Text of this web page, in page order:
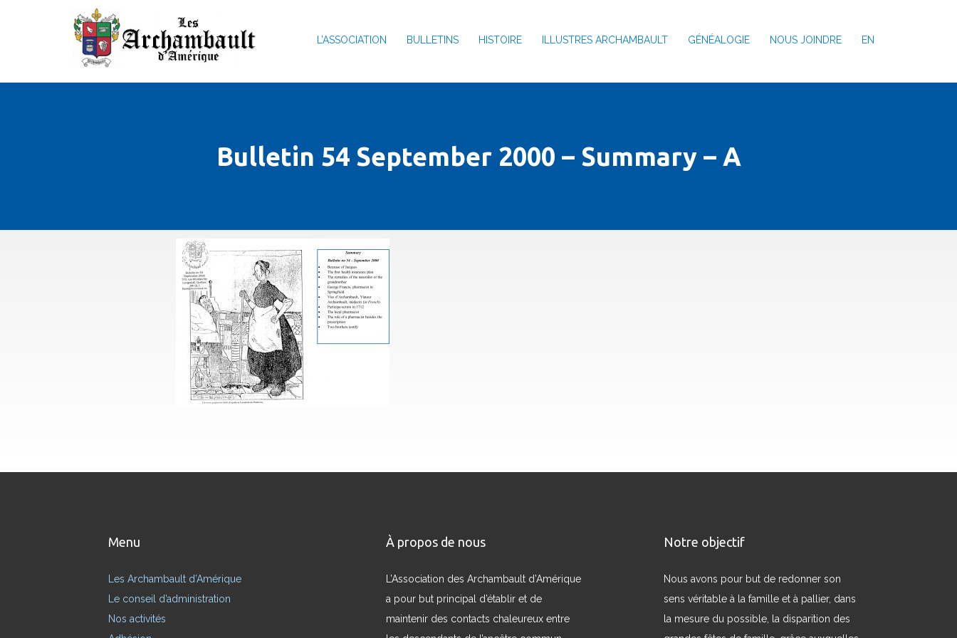
L’ASSOCIATION BULLETINS HISTOIRE ILLUSTRES ARCHAMBAULT GÉNÉALOGIE NOUS JOINDRE EN
Bulletin 54 September 2000 – Summary – A
Menu
Les Archambault d’Amérique
Le conseil d’administration
Nos activités
À propos de nous
L’Association des Archambault d’Amérique
a pour but principal d’établir et de
maintenir des contacts chaleureux entre
Notre objectif
Nous avons pour but de redonner son
sens véritable à la famille et à pallier, dans
la mesure du possible, la disparition des